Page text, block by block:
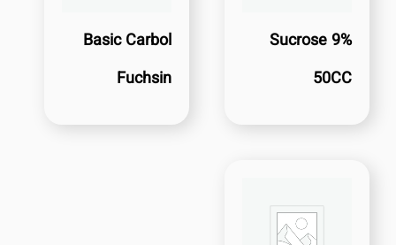
Sucrose 9%
50CC
Basic Carbol
Fuchsin